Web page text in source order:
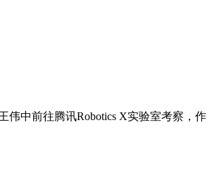
伟中前往腾讯Robotics X实验室考察，作